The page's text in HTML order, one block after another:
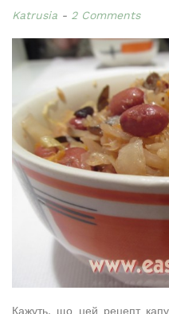
Katrusia 2 Comments
Кажуть, що цей рецепт